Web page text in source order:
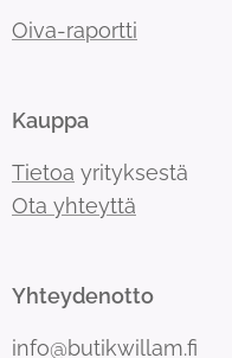
Oiva-raportti
Kauppa
Tietoa yrityksestä
Ota yhteyttä
Yhteydenotto
info@butikwillam.fi